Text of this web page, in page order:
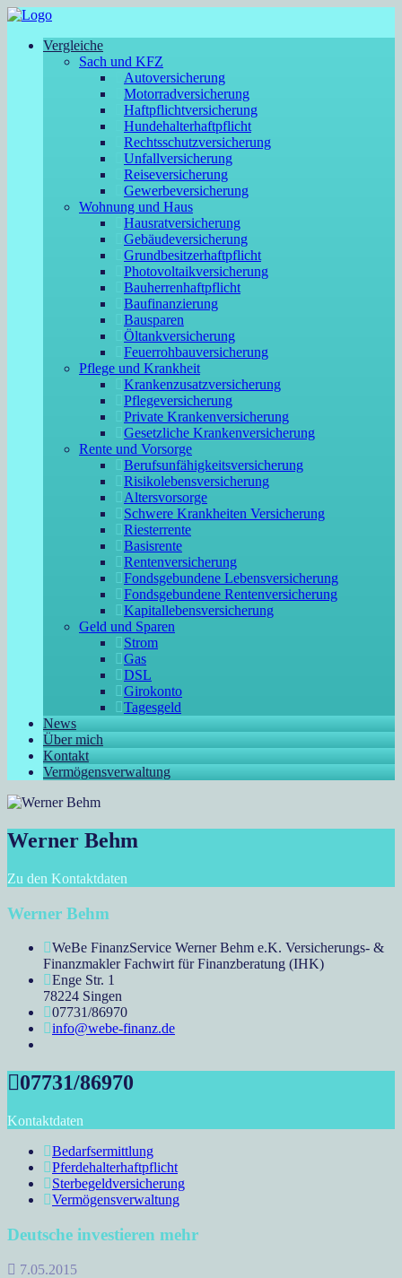
Vergleiche
Sach und KFZ
Autoversicherung
Motorradversicherung
Haftpflichtversicherung
Hundehalterhaftpflicht
Rechtsschutzversicherung
Unfallversicherung
Reiseversicherung
Gewerbeversicherung
Wohnung und Haus
Hausratversicherung
Gebäudeversicherung
Grundbesitzerhaftpflicht
Photovoltaikversicherung
Bauherrenhaftpflicht
Baufinanzierung
Bausparen
Öltankversicherung
Feuerrohbauversicherung
Pflege und Krankheit
Krankenzusatzversicherung
Pflegeversicherung
Private Krankenversicherung
Gesetzliche Krankenversicherung
Rente und Vorsorge
Berufs­unfähigkeitsversicherung
Risikolebensversicherung
Altersvorsorge
Schwere Krankheiten Versicherung
Riesterrente
Basisrente
Rentenversicherung
Fondsgebundene Lebensversicherung
Fondsgebundene Rentenversicherung
Kapitallebensversicherung
Geld und Sparen
Strom
Gas
DSL
Girokonto
Tagesgeld
News
Über mich
Kontakt
Vermögensverwaltung
Werner Behm
Zu den Kontaktdaten
Werner Behm
WeBe FinanzService Werner Behm e.K. Versicherungs- &
Finanzmakler Fachwirt für Finanzberatung (IHK)
Enge Str. 1
78224 Singen
07731/86970
info@webe-finanz.de
07731/86970
Kontaktdaten
Bedarfsermittlung
Pferdehalterhaftpflicht
Sterbegeldversicherung
Vermögensverwaltung
Deutsche investieren mehr
7.05.2015